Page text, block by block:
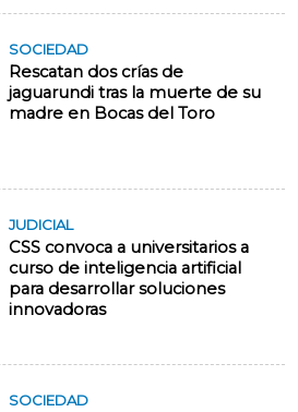
SOCIEDAD
Rescatan dos crías de
jaguarundi tras la muerte de su
madre en Bocas del Toro
JUDICIAL
CSS convoca a universitarios a
curso de inteligencia artificial
para desarrollar soluciones
innovadoras
SOCIEDAD